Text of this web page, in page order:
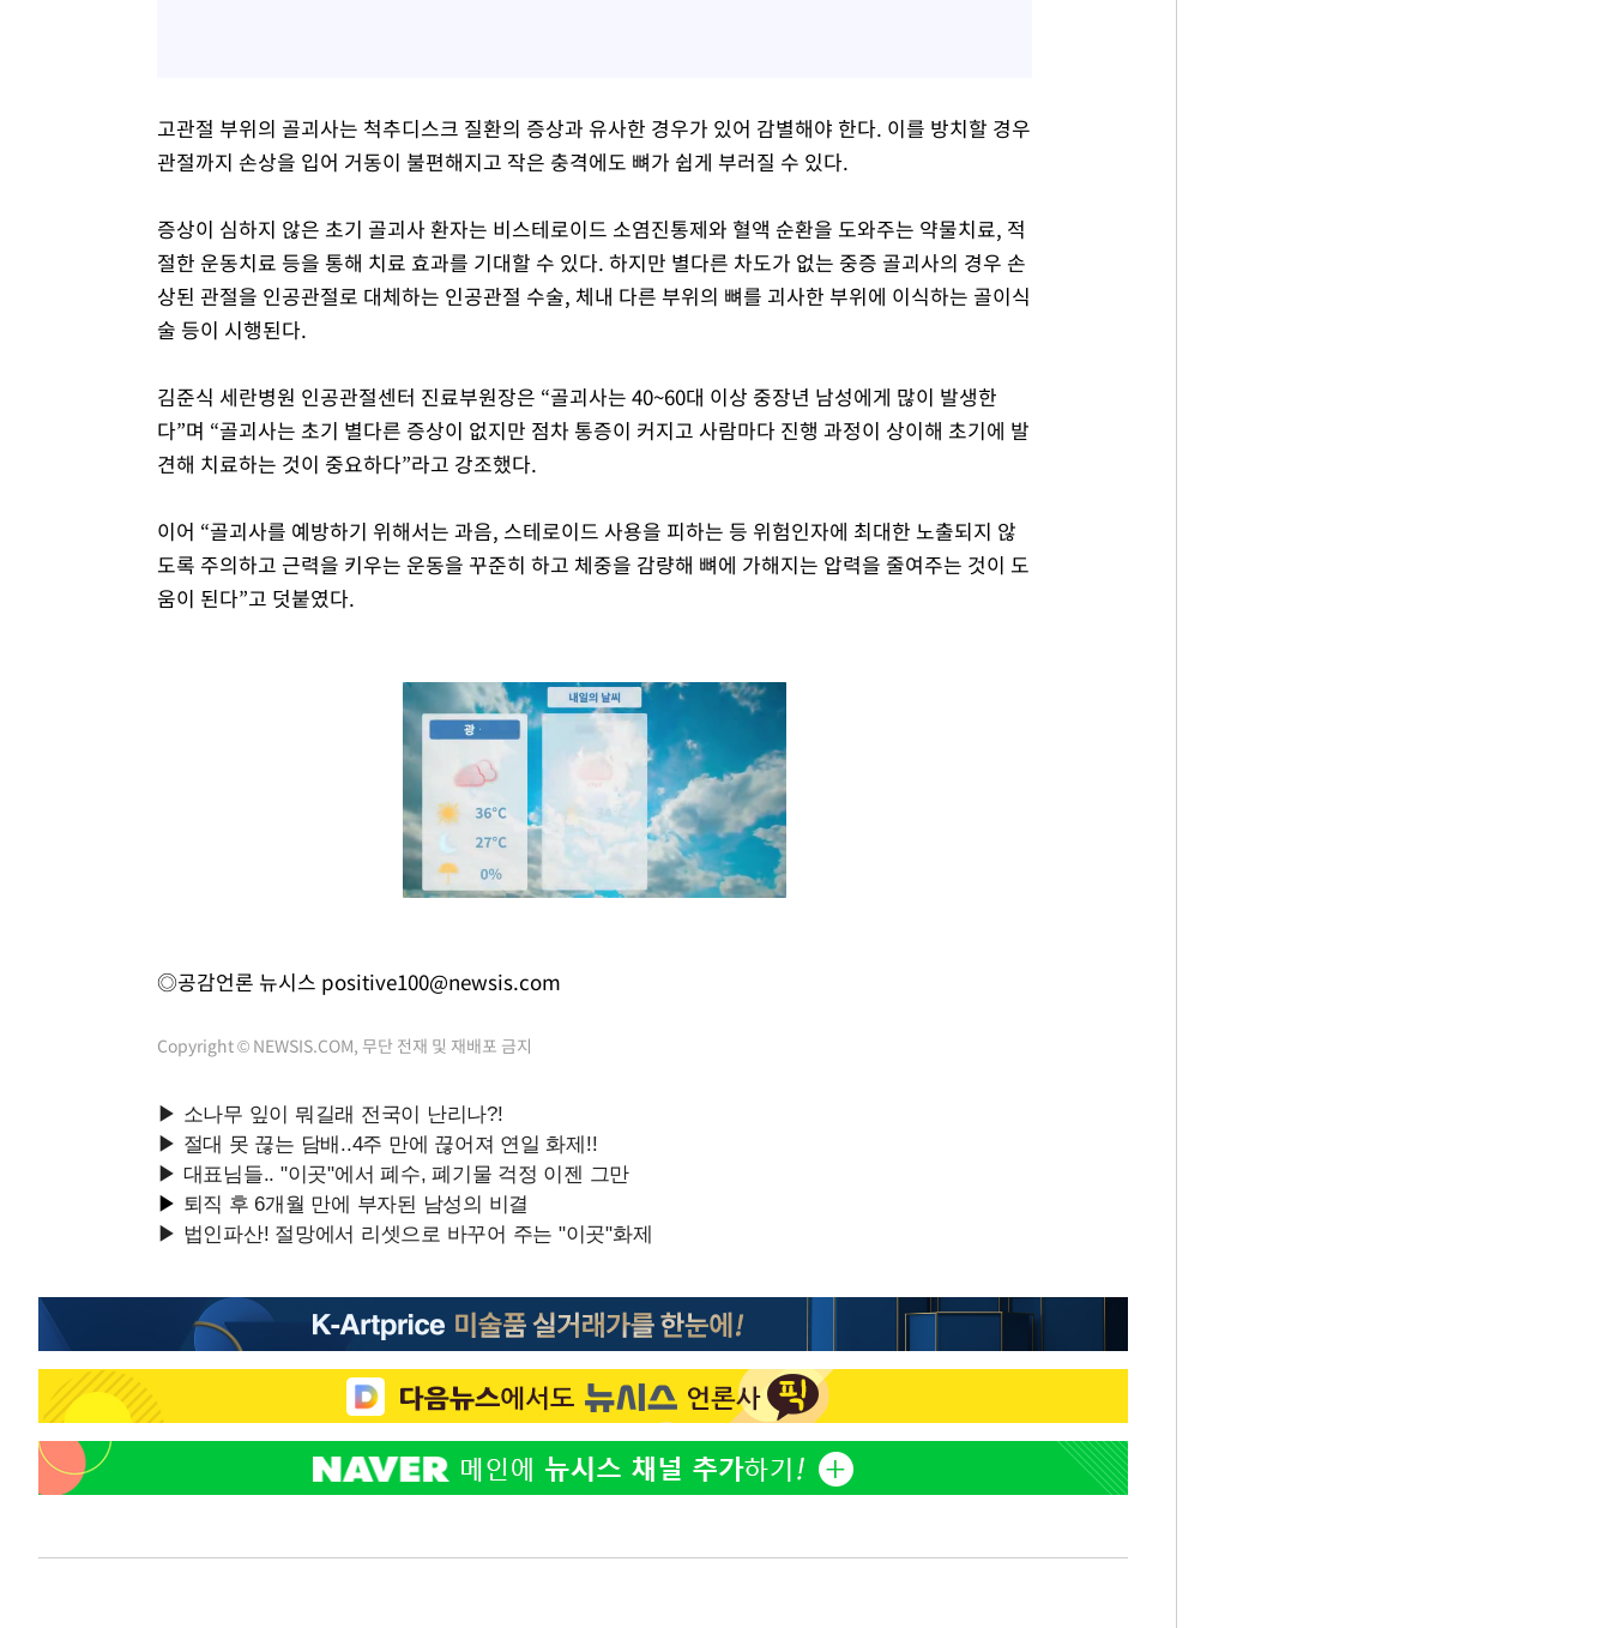
고관절 부위의 골괴사는 척추디스크 질환의 증상과 유사한 경우가 있어 감별해야 한다. 이를 방치할 경우
관절까지 손상을 입어 거동이 불편해지고 작은 충격에도 뼈가 쉽게 부러질 수 있다.
증상이 심하지 않은 초기 골괴사 환자는 비스테로이드 소염진통제와 혈액 순환을 도와주는 약물치료, 적
절한 운동치료 등을 통해 치료 효과를 기대할 수 있다. 하지만 별다른 차도가 없는 중증 골괴사의 경우 손
상된 관절을 인공관절로 대체하는 인공관절 수술, 체내 다른 부위의 뼈를 괴사한 부위에 이식하는 골이식
술 등이 시행된다.
김준식 세란병원 인공관절센터 진료부원장은 “골괴사는 40~60대 이상 중장년 남성에게 많이 발생한
다”며 “골괴사는 초기 별다른 증상이 없지만 점차 통증이 커지고 사람마다 진행 과정이 상이해 초기에 발
견해 치료하는 것이 중요하다”라고 강조했다.
이어 “골괴사를 예방하기 위해서는 과음, 스테로이드 사용을 피하는 등 위험인자에 최대한 노출되지 않
도록 주의하고 근력을 키우는 운동을 꾸준히 하고 체중을 감량해 뼈에 가해지는 압력을 줄여주는 것이 도
움이 된다”고 덧붙였다.
◎공감언론 뉴시스 positive100@newsis.com
Copyright © NEWSIS.COM, 무단 전재 및 재배포 금지